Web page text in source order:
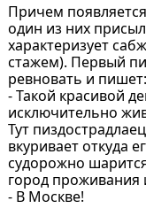
Причем
один из них
характеризует
стажем). Первый
ревновать и пишет:
- Такой красивой
исключительно
Тут
вкуривает откуда
судорожно
город проживания
- В Москве!